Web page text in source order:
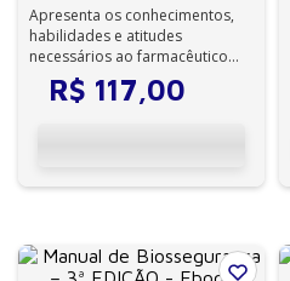
Apresenta os conhecimentos,
habilidades e atitudes
necessários ao farmacêutico
desde a graduação até sua
atuação no merc...
R$ 117,00